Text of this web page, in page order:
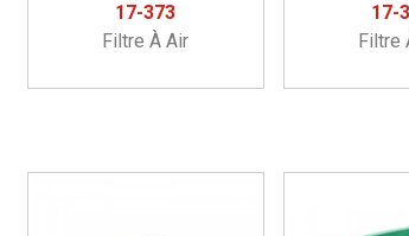
17-373
Filtre À Air
17-
Filtre